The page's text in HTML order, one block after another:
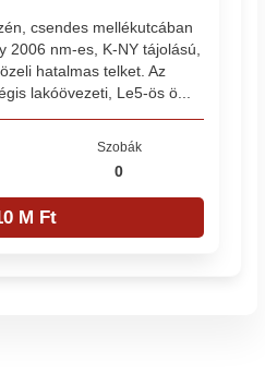
csendes mellékutcában
2006 nm-es, K-NY tájolású,
hatalmas telket. Az
lakóövezeti, Le5-ös ö...
Szobák
0
M Ft